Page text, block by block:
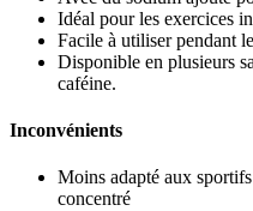
Idéal pour les exercices
Facile à utiliser pendant
Disponible en plusieurs
caféine.
Inconvénients
Moins adapté aux
concentré